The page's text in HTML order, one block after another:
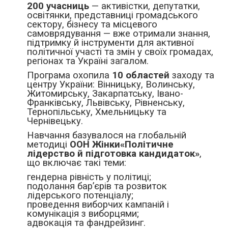
200 учасниць— активістки, депутатки,
освітянки, представниці громадського
сектору, бізнесу та місцевого
самоврядування — вже отримали знання,
підтримку й інструменти для активної
політичної участі та змін у своїх громадах,
регіонах та Україні загалом.
Програма охопила 10 областей заходу та
центру України: Вінницьку, Волинську,
Житомирську, Закарпатську, Івано-
Франківську, Львівську, Рівненську,
Тернопільську, Хмельницьку та
Чернівецьку.
Навчання базувалося на глобальній
методиці ООН Жінки«Політичне
лідерство й підготовка кандидаток»,
що включає такі теми:
гендерна рівність у політиці;
подолання бар’єрів та розвиток
лідерського потенціалу;
проведення виборчих кампаній і
комунікація з виборцями;
адвокація та фандрейзинг.